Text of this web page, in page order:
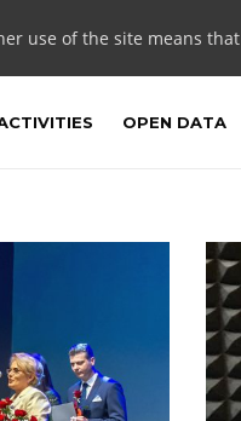
use of the site means
OPEN DATA